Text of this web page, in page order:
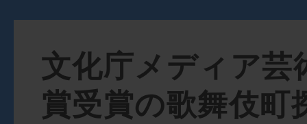
文化庁メディア芸
賞受賞の歌舞伎町